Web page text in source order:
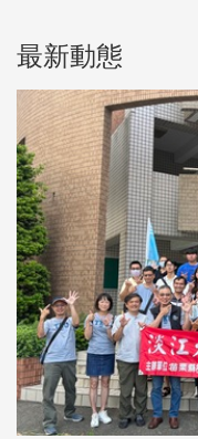
最新動態